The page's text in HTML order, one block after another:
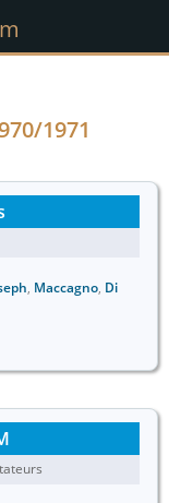
1971
, Maccagno, Di